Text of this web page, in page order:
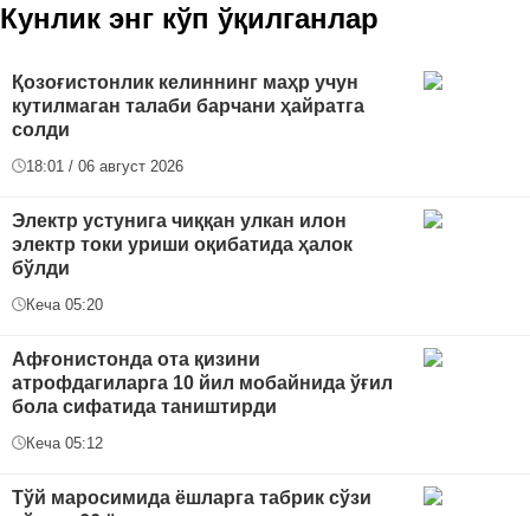
Кунлик энг кўп ўқилганлар
Қозоғистонлик келиннинг маҳр учун
кутилмаган талаби барчани ҳайратга
солди
18:01 / 06 август 2026
Электр устунига чиққан улкан илон
электр токи уриши оқибатида ҳалок
бўлди
Кеча 05:20
Афғонистонда ота қизини
атрофдагиларга 10 йил мобайнида ўғил
бола сифатида таништирди
Кеча 05:12
Тўй маросимида ёшларга табрик сўзи